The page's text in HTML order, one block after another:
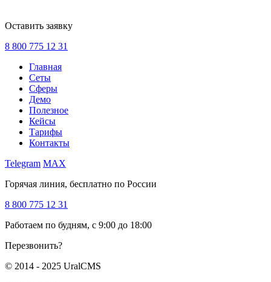
Оставить заявку
8 800 775 12 31
Главная
Сеты
Сферы
Демо
Полезное
Кейсы
Тарифы
Контакты
Telegram MAX
Горячая линия, бесплатно по России
8 800 775 12 31
Работаем по будням, с 9:00 до 18:00
Перезвонить?
© 2014 - 2025 UralCMS